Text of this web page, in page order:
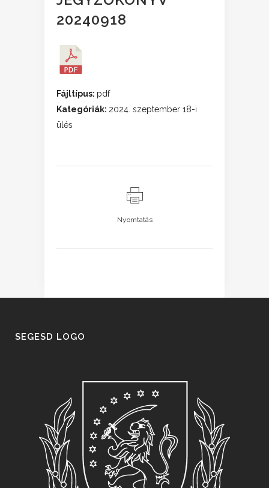
20240918
Fájltípus: pdf
Kategóriák: 2024. szeptember 18-i
ülés
Nyomtatás
SEGESD LOGO